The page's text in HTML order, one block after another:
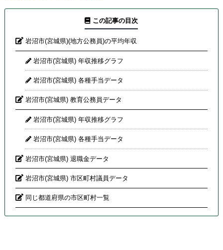
この記事の目次
岩沼市(宮城県)(地方公務員)の平均年収
岩沼市(宮城県) 年収推移グラフ
岩沼市(宮城県) 各種手当データ
岩沼市(宮城県) 教育公務員データ
岩沼市(宮城県) 年収推移グラフ
岩沼市(宮城県) 各種手当データ
岩沼市(宮城県) 退職金データ
岩沼市(宮城県) 市区町村議員データ
同じ都道府県の市区町村一覧